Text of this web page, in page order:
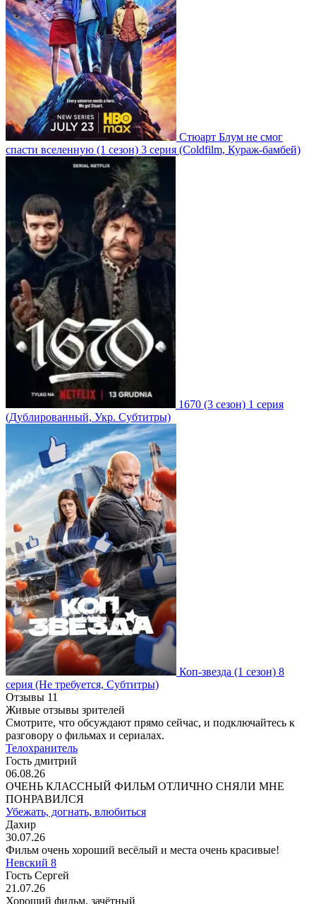
Стюарт Блум не смог
спасти вселенную (1 сезон) 3 серия (Coldfilm, Кураж-бамбей)
1670 (3 сезон) 1 серия
(Дублированный, Укр. Субтитры)
Коп-звезда (1 сезон) 8
серия (Не требуется, Субтитры)
Отзывы 11
Живые отзывы зрителей
Смотрите, что обсуждают прямо сейчас, и подключайтесь к
разговору о фильмах и сериалах.
Телохранитель
Гость дмитрий
06.08.26
ОЧЕНЬ КЛАССНЫЙ ФИЛЬМ ОТЛИЧНО СНЯЛИ МНЕ
ПОНРАВИЛСЯ
Убежать, догнать, влюбиться
Дахир
30.07.26
Фильм очень хороший весёлый и места очень красивые!
Невский 8
Гость Сергей
21.07.26
Хороший фильм, зачётный